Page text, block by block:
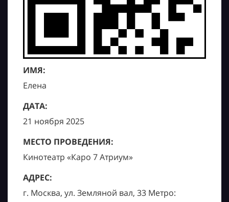
ИМЯ:
Елена
ДАТА:
21 ноября 2025
МЕСТО ПРОВЕДЕНИЯ:
Кинотеатр «Каро 7 Атриум»
АДРЕС:
г. Москва, ул. Земляной вал, 33 Метро: